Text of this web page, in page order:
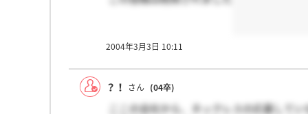
2004年3月3日 10:11
？！ さん (04卒)
ここの会社から、ネックレスの応募して